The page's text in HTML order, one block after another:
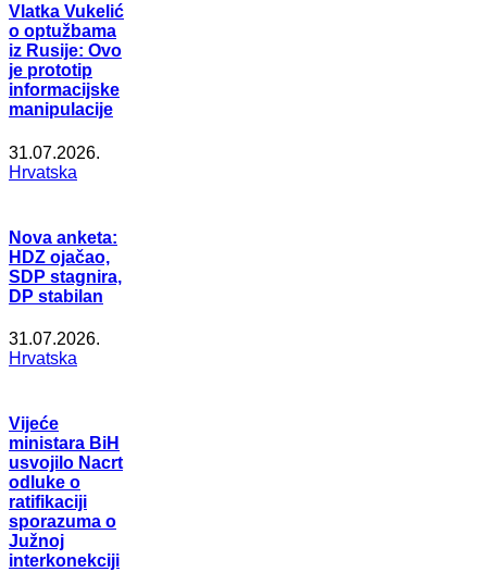
Vlatka Vukelić
o optužbama
iz Rusije: Ovo
je prototip
informacijske
manipulacije
31.07.2026.
Hrvatska
Nova anketa:
HDZ ojačao,
SDP stagnira,
DP stabilan
31.07.2026.
Hrvatska
Vijeće
ministara BiH
usvojilo Nacrt
odluke o
ratifikaciji
sporazuma o
Južnoj
interkonekciji